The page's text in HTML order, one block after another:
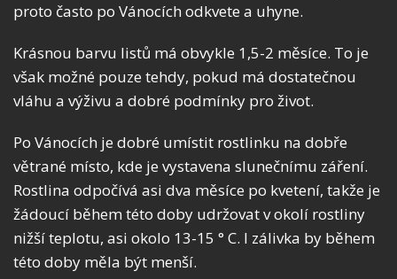
proto často po Vánocích odkvete a uhyne.
Krásnou barvu listů má obvykle 1,5-2 měsíce. To je
však možné pouze tehdy, pokud má dostatečnou
vláhu a výživu a dobré podmínky pro život.
Po Vánocích je dobré umístit rostlinku na dobře
větrané místo, kde je vystavena slunečnímu záření.
Rostlina odpočívá asi dva měsíce po kvetení, takže je
žádoucí během této doby udržovat v okolí rostliny
nižší teplotu, asi okolo 13-15 ° C. I zálivka by během
této doby měla být menší.